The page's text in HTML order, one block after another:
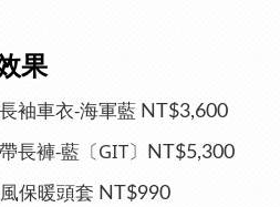
果
袖車衣-海軍藍 NT$3,600
長褲-藍〔GIT〕 NT$5,300
保暖頭套 NT$990